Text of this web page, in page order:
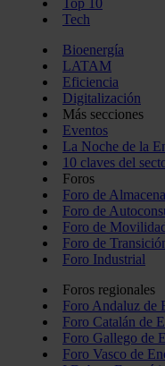
Top 10
Tech
Bioenergía
LATAM
Eficiencia
Digitalización
Más secciones
Eventos
La Noche de la
10 claves del
Foros
Foro de
Foro de
Foro de
Foro de
Foro Industrial
Foros regionales
Foro Andaluz de
Foro Catalán de
Foro Gallego de
Foro Vasco de